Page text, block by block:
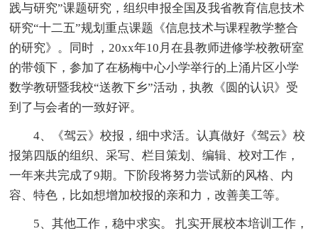
践与研究”课题研究，组织申报全国及我省教育信息技术
研究“十二五”规划重点课题《信息技术与课程教学整合
的研究》。同时 ，20xx年10月在县教师进修学校教研室
的带领下，参加了在杨梅中心小学举行的上涌片区小学
数学教研暨我校“送教下乡”活动，执教《圆的认识》受
到了与会者的一致好评。
4、《驾云》校报，细中求活。认真做好《驾云》校
报第四版的组织、采写、栏目策划、编辑、校对工作，
一年来共完成了9期。下阶段将努力尝试新的风格、内
容、特色，比如想增加校报的亲和力，改善美工等。
5、其他工作，稳中求实。 扎实开展校本培训工作，